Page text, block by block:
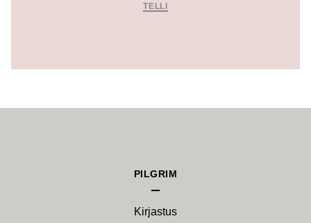
TELLI
PILGRIM
Kirjastus